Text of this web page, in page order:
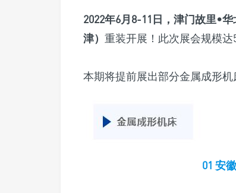
2022年6月8-11日，津门故里•
津） 重装开展！此次展会规模
本期将提前展出部分金属成形
01 安